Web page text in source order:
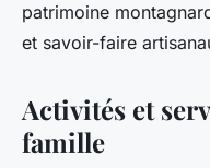
patrimoine
et savoir-faire
Activités et
famille